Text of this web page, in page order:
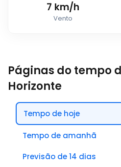
7 km/h
Vento
Páginas do tempo
Horizonte
Tempo de hoje
Tempo de amanhã
Previsão de 14 dias